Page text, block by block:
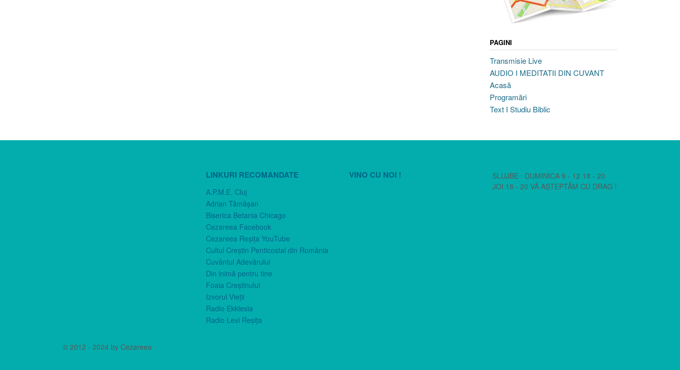
PAGINI
Transmisie Live
AUDIO I MEDITATII DIN CUVANT
Acasă
Programări
Text I Studiu Biblic
LINKURI RECOMANDATE
A.P.M.E. Cluj
Adrian Tămăşan
Biserica Betania Chicago
Cezareea Facebook
Cezareea Reşiţa YouTube
Cultul Creştin Penticostal din România
Cuvântul Adevărului
Din inimă pentru tine
Foaia Creştinului
Izvorul Vieţii
Radio Ekklesia
Radio Levi Reşiţa
VINO CU NOI !
SLUJBE : DUMINICA 9 - 12 18 - 20
JOI 18 - 20 VĂ AȘTEPTĂM CU DRAG !
© 2012 - 2024 by Cezareea